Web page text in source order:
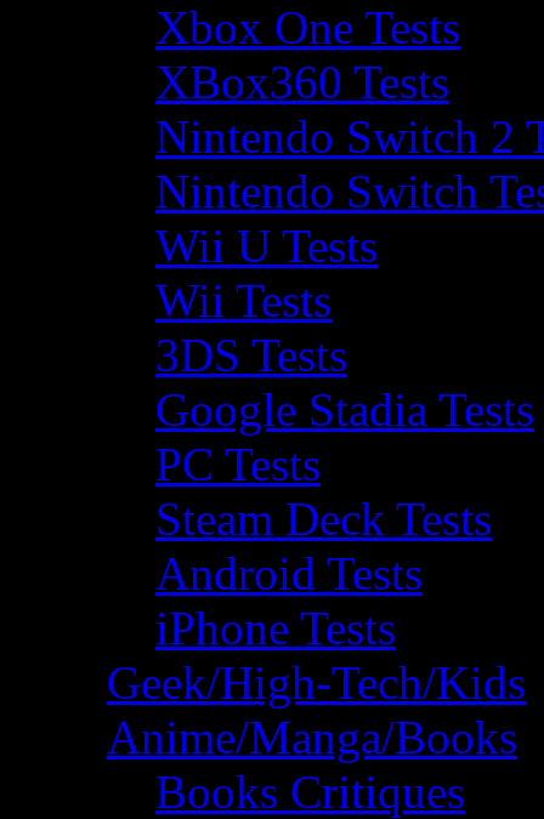
Xbox One Tests
XBox360 Tests
Nintendo Switch 2
Nintendo Switch
Wii U Tests
Wii Tests
3DS Tests
Google Stadia Tests
PC Tests
Steam Deck Tests
Android Tests
iPhone Tests
Geek/High-Tech/Kids
Anime/Manga/Books
Books Critiques